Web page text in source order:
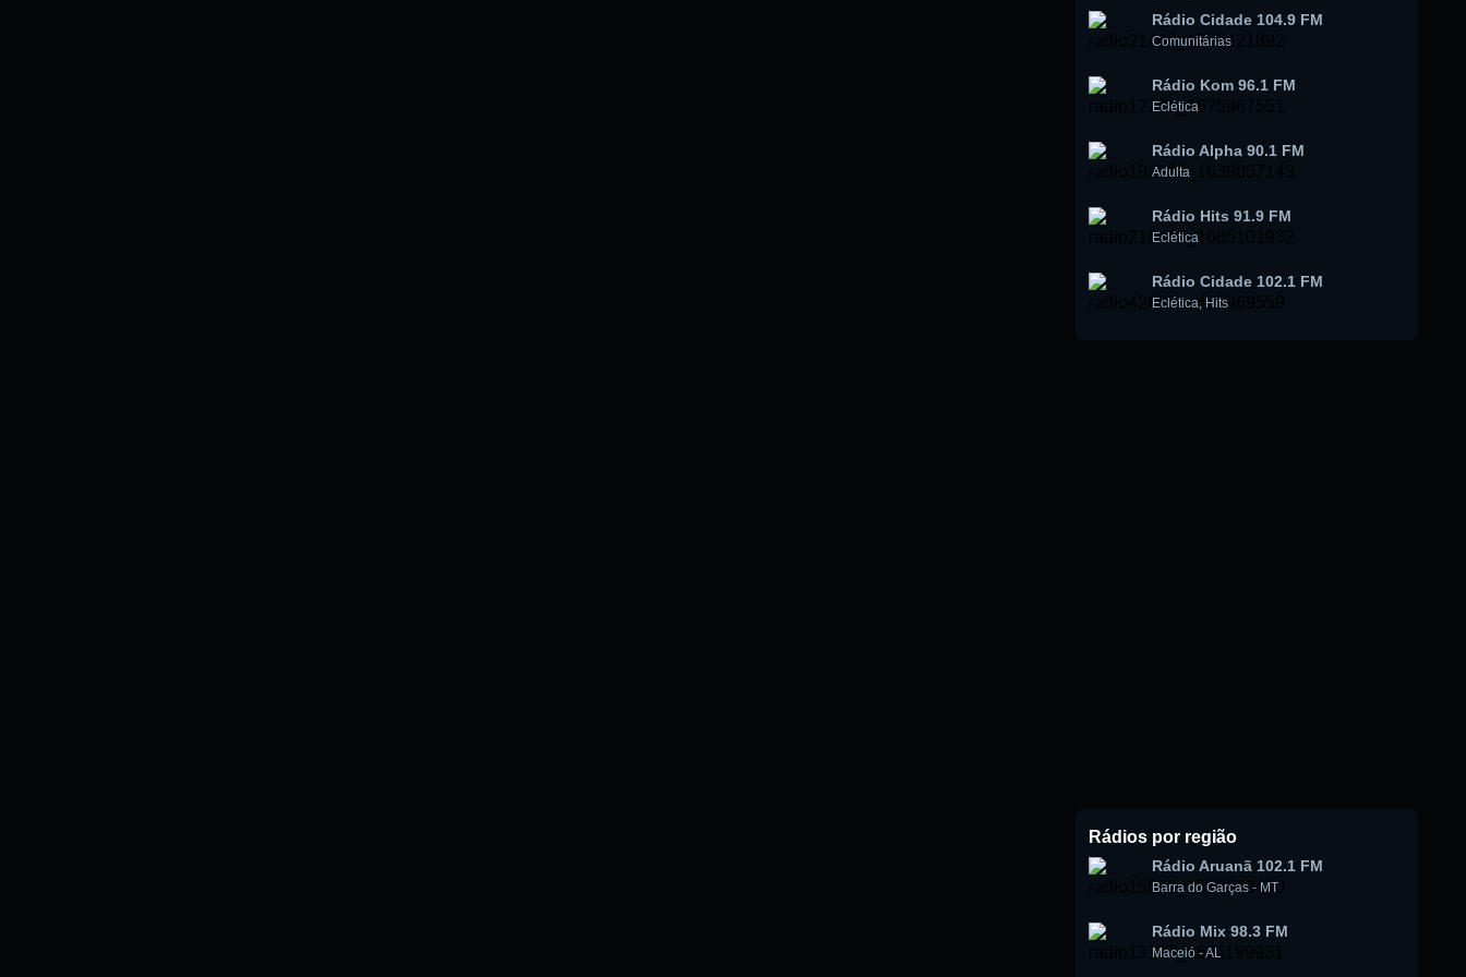
Rádio Cidade 104.9 FM
Comunitárias
Rádio Kom 96.1 FM
Eclética
Rádio Alpha 90.1 FM
Adulta
Rádio Hits 91.9 FM
Eclética
Rádio Cidade 102.1 FM
Eclética, Hits
Rádios por região
Rádio Aruanã 102.1 FM
Barra do Garças - MT
Rádio Mix 98.3 FM
Maceió -AL